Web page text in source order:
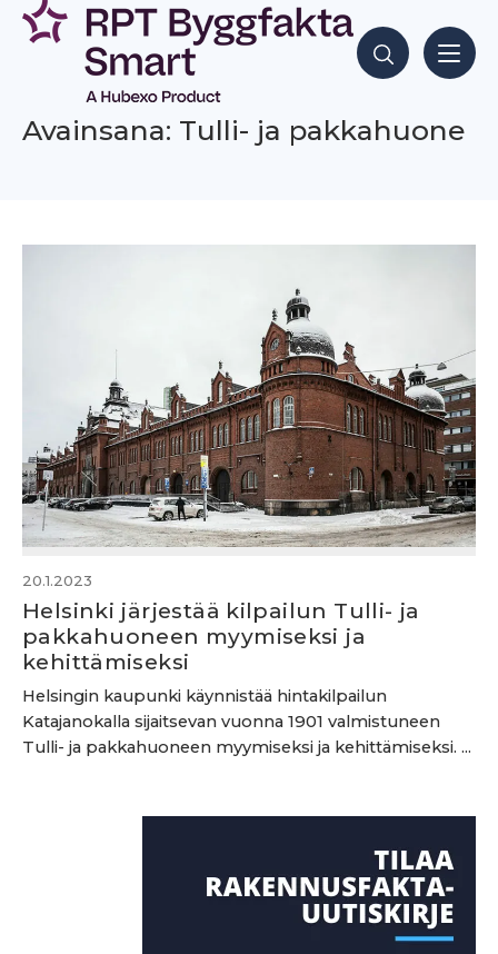
Siirry
sisältöön
Hae sisältöjä
Avainsana: Tulli- ja pakkahuone
20.1.2023
Helsinki järjestää kilpailun Tulli- ja
pakkahuoneen myymiseksi ja
kehittämiseksi
Helsingin kaupunki käynnistää hintakilpailun
Katajanokalla sijaitsevan vuonna 1901 valmistuneen
Tulli- ja pakkahuoneen myymiseksi ja kehittämiseksi. ...